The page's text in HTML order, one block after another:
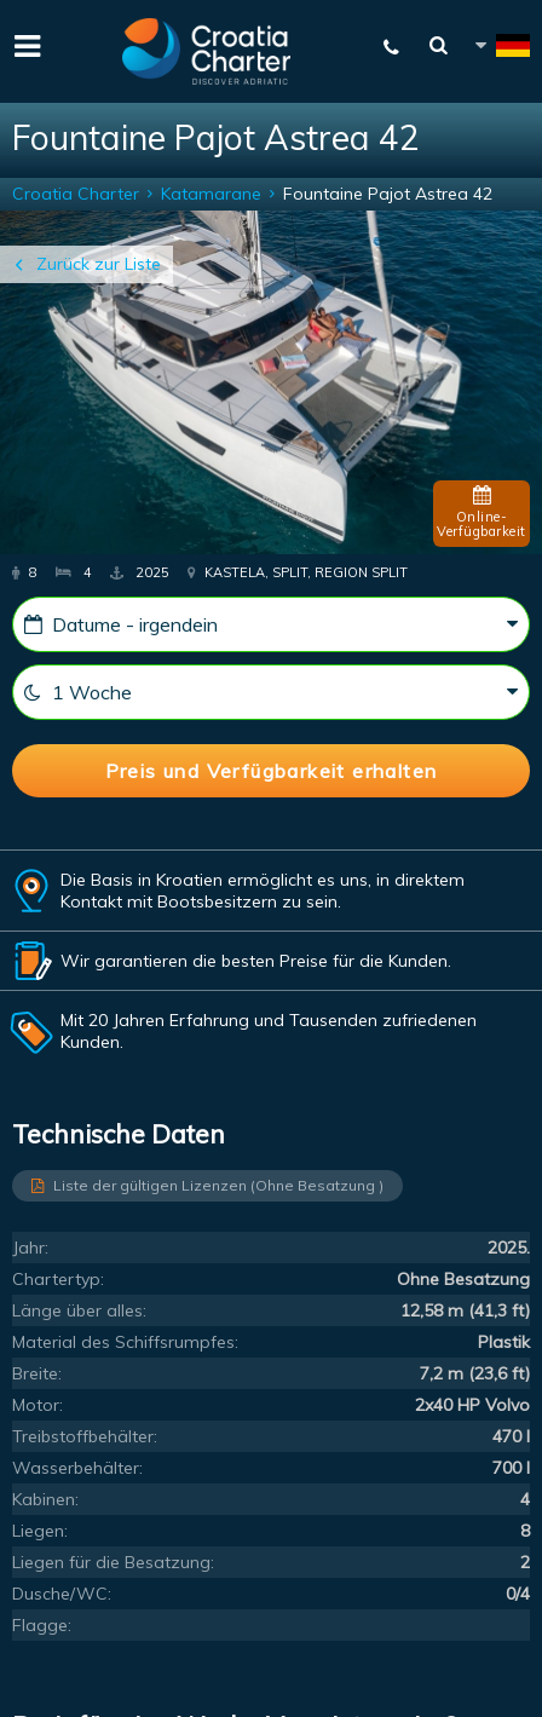
Fountaine Pajot Astrea 42
Zurück zur Liste
Croatia Charter Katamarane Fountaine Pajot Astrea 42
Online-
Verfügbarkeit
8 4 2025 KASTELA, SPLIT, REGION SPLIT
Die Basis in Kroatien ermöglicht es uns, in direktem
Kontakt mit Bootsbesitzern zu sein.
Wir garantieren die besten Preise für die Kunden.
Mit 20 Jahren Erfahrung und Tausenden zufriedenen
Kunden.
Technische Daten
Liste der gültigen Lizenzen (Ohne Besatzung )
Jahr:
2025.
Chartertyp:
Ohne Besatzung
Länge über alles:
12,58 m (41,3 ft)
Material des Schiffsrumpfes:
Plastik
Breite:
7,2 m (23,6 ft)
Motor:
2x40 HP Volvo
Treibstoffbehälter:
470 l
Wasserbehälter:
700 l
Kabinen:
4
Liegen:
8
Liegen für die Besatzung:
2
Dusche/WC:
0/4
Flagge: